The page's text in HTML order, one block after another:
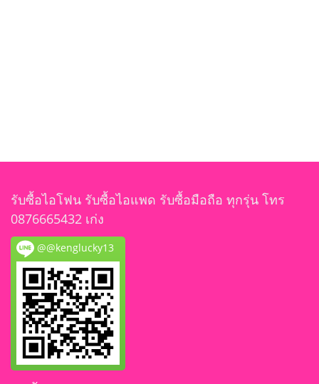
รับซื้อไอโฟน รับซื้อไอแพด รับซื้อมือถือ ทุกรุ่น โทร
0876665432 เก่ง
@@kenglucky13